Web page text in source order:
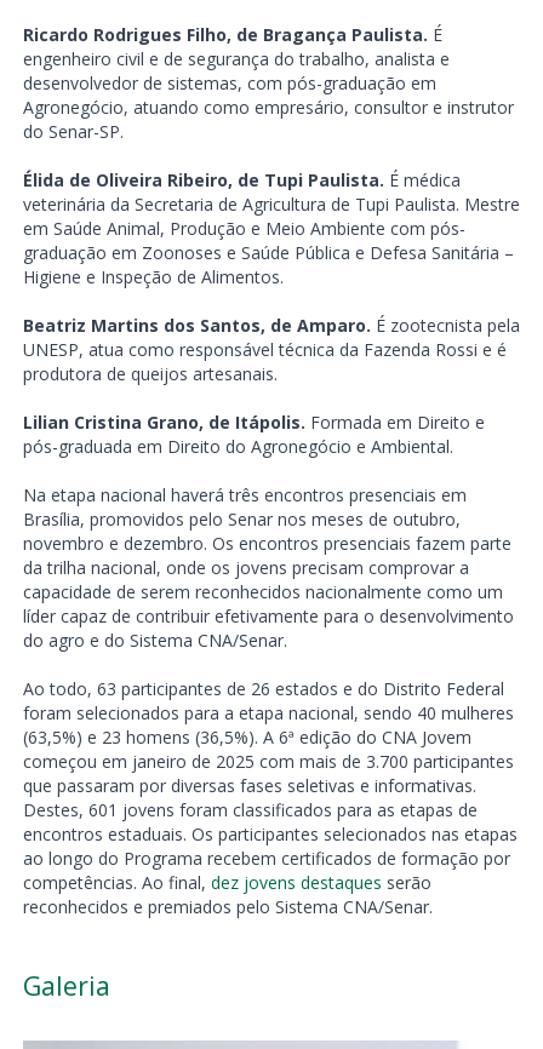
Ricardo Rodrigues Filho, de Bragança Paulista. É
engenheiro civil e de segurança do trabalho, analista e
desenvolvedor de sistemas, com pós-graduação em
Agronegócio, atuando como empresário, consultor e instrutor
do Senar-SP.
Élida de Oliveira Ribeiro, de Tupi Paulista. É médica
veterinária da Secretaria de Agricultura de Tupi Paulista. Mestre
em Saúde Animal, Produção e Meio Ambiente com pós-
graduação em Zoonoses e Saúde Pública e Defesa Sanitária –
Higiene e Inspeção de Alimentos.
Beatriz Martins dos Santos, de Amparo. É zootecnista pela
UNESP, atua como responsável técnica da Fazenda Rossi e é
produtora de queijos artesanais.
Lilian Cristina Grano, de Itápolis. Formada em Direito e
pós-graduada em Direito do Agronegócio e Ambiental.
Na etapa nacional haverá três encontros presenciais em
Brasília, promovidos pelo Senar nos meses de outubro,
novembro e dezembro. Os encontros presenciais fazem parte
da trilha nacional, onde os jovens precisam comprovar a
capacidade de serem reconhecidos nacionalmente como um
líder capaz de contribuir efetivamente para o desenvolvimento
do agro e do Sistema CNA/Senar.
Ao todo, 63 participantes de 26 estados e do Distrito Federal
foram selecionados para a etapa nacional, sendo 40 mulheres
(63,5%) e 23 homens (36,5%). A 6ª edição do CNA Jovem
começou em janeiro de 2025 com mais de 3.700 participantes
que passaram por diversas fases seletivas e informativas.
Destes, 601 jovens foram classificados para as etapas de
encontros estaduais. Os participantes selecionados nas etapas
ao longo do Programa recebem certificados de formação por
competências. Ao final, dez jovens destaques serão
reconhecidos e premiados pelo Sistema CNA/Senar.
Galeria